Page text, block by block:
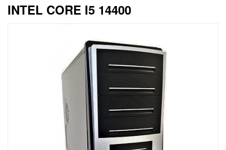
INTEL CORE I5 14400